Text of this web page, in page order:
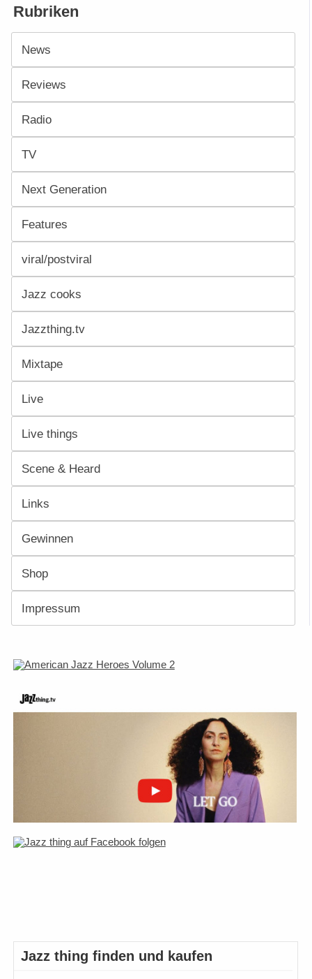
Rubriken
News
Reviews
Radio
TV
Next Generation
Features
viral/postviral
Jazz cooks
Jazzthing.tv
Mixtape
Live
Live things
Scene & Heard
Links
Gewinnen
Shop
Impressum
Jazz thing finden und kaufen